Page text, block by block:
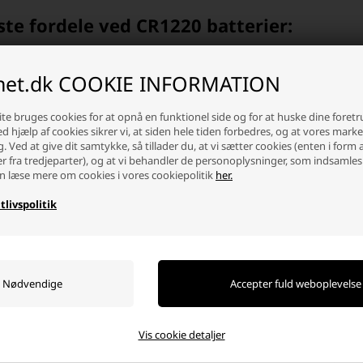
COOKIE INFORMATION
bruges cookies for at opnå en funktionel side og for at huske dine
hjælp af cookies sikrer vi, at siden hele tiden forbedres, og at vores
Ved at give dit samtykke, så tillader du, at vi sætter cookies (enten i form
fra tredjeparter), og at vi behandler de personoplysninger, som
læse mere om cookies i vores cookiepolitik her.
Vis cookie detaljer
fordele ved CR1220 batterier:
størrelse: Ideel til små og flade enheder
Erstatter fx DL1220, ECR1220 og KCR1220
og korrekt brug
af et CR1220 batteri er det vigtigt at vælge et batteri med samme
kan påvirke kontakten. Sørg for korrekt polaritet ("+" og "-") og vælg
du CR1220 batterier fra mærker som Duracell, Energizer, Varta,
online – kvalitet og service
du har brug for et enkelt batteri til dit ur eller en multipakke til
priser. Vores sortiment dækker både private og